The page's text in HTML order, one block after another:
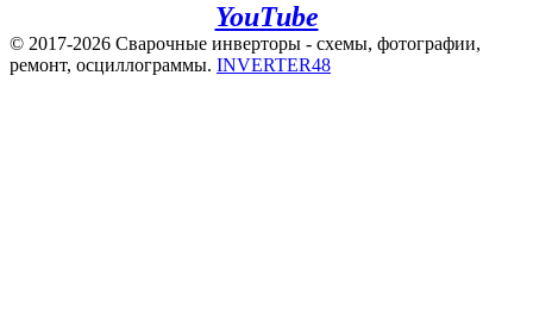
YouTube
© 2017-2026 Сварочные инверторы - схемы, фотографии,
ремонт, осциллограммы. INVERTER48